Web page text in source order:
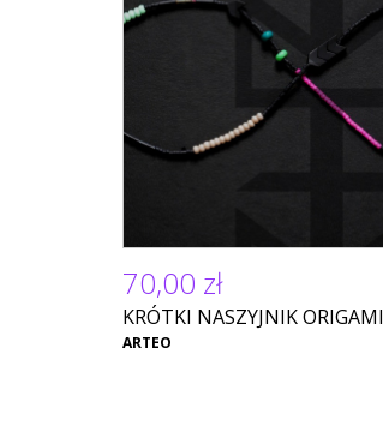
70,00 zł
KRÓTKI NASZYJNIK ORIGAMI
ARTEO